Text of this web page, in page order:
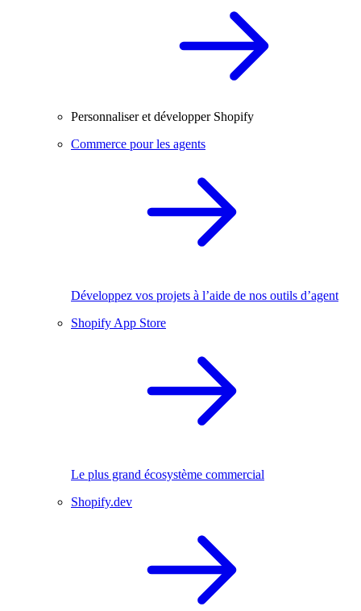
Personnaliser et développer Shopify
Commerce pour les agents
Développez vos projets à l’aide de nos outils d’agent
Shopify App Store
Le plus grand écosystème commercial
Shopify.dev